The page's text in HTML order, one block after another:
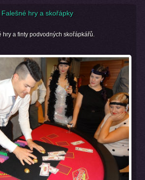
Falešné hry a skořápky
hry a finty podvodných skořápkářů.